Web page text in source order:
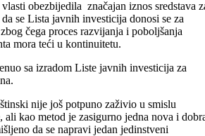
sjednici, Vlada Bosansko-podrinjskog
je Program javnih investicija BPK-a
2019. godina koji će biti dostavljen
finansija.
projekata koji su većinom infrastrukturni,
Emira Okovića, radi se o jednom
koji se nalaze na Listi javnih investicija